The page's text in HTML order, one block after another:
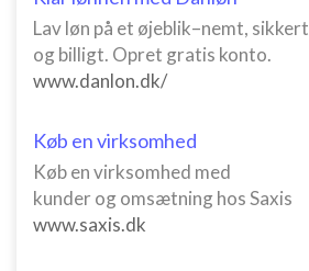
Lav løn på et øjeblik–nemt, sikkert
og billigt. Opret gratis konto.
www.danlon.dk/
Køb en virksomhed
Køb en virksomhed med
kunder og omsætning hos Saxis
www.saxis.dk